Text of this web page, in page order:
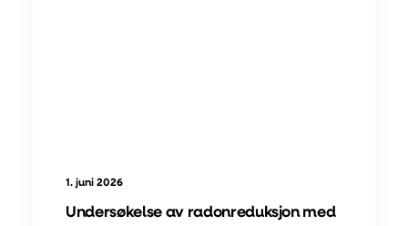
1. juni 2026
Undersøkelse av radonreduksjon med